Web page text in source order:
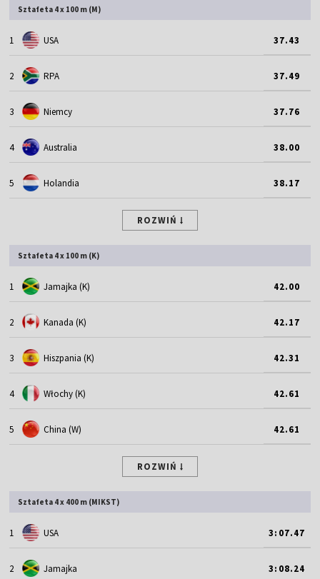
Sztafeta 4 x 100 m (M)
1 USA 37.43
2 RPA 37.49
3 Niemcy 37.76
4 Australia 38.00
5 Holandia 38.17
ROZWIŃ
Sztafeta 4 x 100 m (K)
1 Jamajka (K) 42.00
2 Kanada (K) 42.17
3 Hiszpania (K) 42.31
4 Włochy (K) 42.61
5 China (W) 42.61
ROZWIŃ
Sztafeta 4 x 400 m (MIKST)
1 USA 3:07.47
2 Jamajka 3:08.24